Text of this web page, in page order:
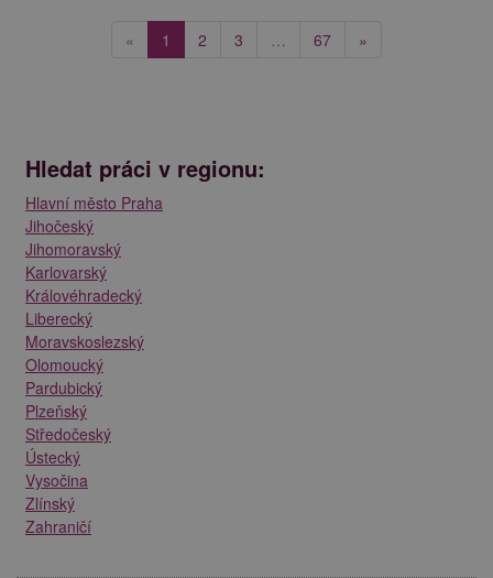
« 1 (current)
2 3 … 67 »
Hledat práci v regionu:
Hlavní město Praha
Jihočeský
Jihomoravský
Karlovarský
Královéhradecký
Liberecký
Moravskoslezský
Olomoucký
Pardubický
Plzeňský
Středočeský
Ústecký
Vysočina
Zlínský
Zahraničí